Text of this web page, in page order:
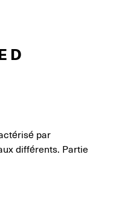
par
différents. Partie